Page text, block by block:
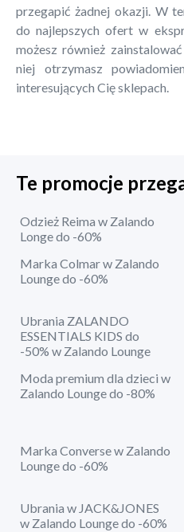
przegapić żadnej okazji. W
do najlepszych ofert w
możesz również
niej otrzymasz
interesujących Cię sklepach.
Te promocje
Odzież Reima w Zalando
Longe do -60%
Marka Colmar w Zalando
Lounge do -60%
Ubrania ZALANDO
ESSENTIALS KIDS do
-50% w Zalando Lounge
Moda premium dla dzieci w
Zalando Lounge do -80%
Marka Converse w Zalando
Lounge do -60%
Ubrania w JACK&JONES
w Zalando Lounge do -60%